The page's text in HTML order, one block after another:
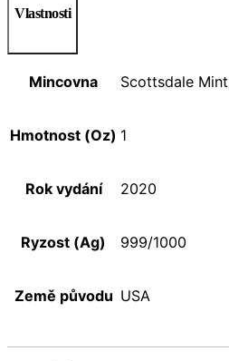
Vlastnosti
Mincovna Scottsdale Mint
Hmotnost (Oz) 1
Rok vydání 2020
Ryzost (Ag) 999/1000
Země původu USA